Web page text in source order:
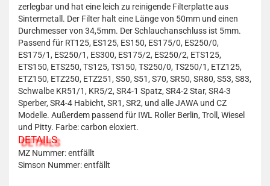
zerlegbar und hat eine leich zu reinigende Filterplatte aus
Sintermetall. Der Filter halt eine Länge von 50mm und einen
Durchmesser von 34,5mm. Der Schlauchanschluss ist 5mm.
Passend für RT125, ES125, ES150, ES175/0, ES250/0,
ES175/1, ES250/1, ES300, ES175/2, ES250/2, ETS125,
ETS150, ETS250, TS125, TS150, TS250/0, TS250/1, ETZ125,
ETZ150, ETZ250, ETZ251, S50, S51, S70, SR50, SR80, S53, S83,
Schwalbe KR51/1, KR5/2, SR4-1 Spatz, SR4-2 Star, SR4-3
Sperber, SR4-4 Habicht, SR1, SR2, und alle JAWA und CZ
Modelle. Außerdem passend für IWL Roller Berlin, Troll, Wiesel
und Pitty. Farbe: carbon eloxiert.
DETAILS
MZ Nummer: entfällt
Simson Nummer: entfällt